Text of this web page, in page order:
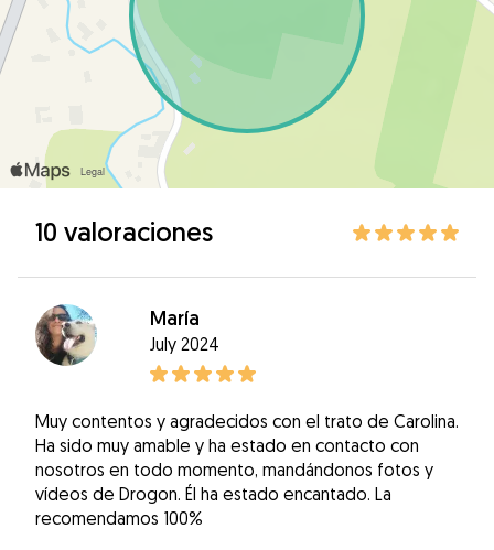
10 valoraciones
María
July 2024
Muy contentos y agradecidos con el trato de Carolina.
Ha sido muy amable y ha estado en contacto con
nosotros en todo momento, mandándonos fotos y
vídeos de Drogon. Él ha estado encantado. La
recomendamos 100%